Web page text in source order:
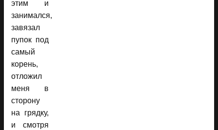
этим и
занимался,
завязал
пупок под
самый
корень,
отложил
меня в
сторону
на грядку,
и смотря